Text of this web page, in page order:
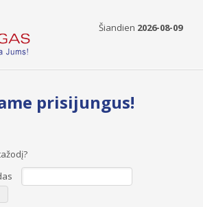
Šiandien 2026-08-09
prisijungus!